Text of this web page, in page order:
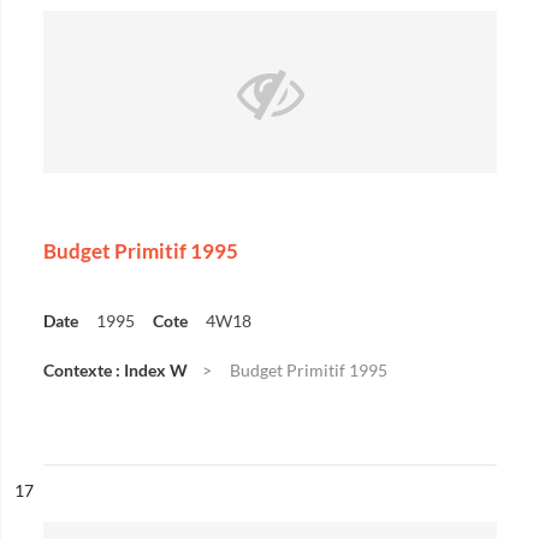
Budget Primitif 1995
Date 1995 Cote 4W18
Contexte : Index W Budget Primitif 1995
n°
17